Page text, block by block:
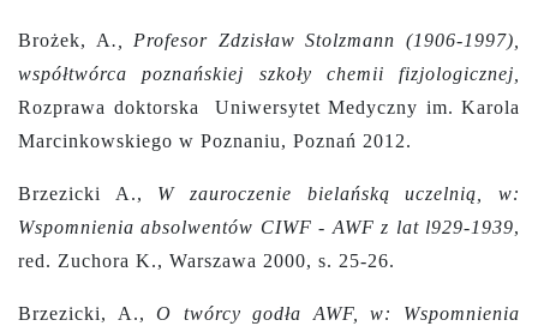
Brożek, A., Profesor Zdzisław Stolzmann (1906-1997),
współtwórca poznańskiej szkoły chemii fizjologicznej,
Rozprawa doktorska Uniwersytet Medyczny im. Karola
Marcinkowskiego w Poznaniu, Poznań 2012.
Brzezicki A., W zauroczenie bielańską uczelnią, w:
Wspomnienia absolwentów CIWF - AWF z lat l929-1939,
red. Zuchora K., Warszawa 2000, s. 25-26.
Brzezicki, A.,O twórcy godła AWF, w: Wspomnienia